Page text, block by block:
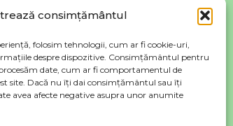
consimțământul
folosim tehnologii, cum ar fi cookie-uri,
despre dispozitive. Consimțământul pentru
date, cum ar fi comportamentul de
site. Dacă nu îți dai consimțământul sau îți
avea afecte negative asupra unor anumite